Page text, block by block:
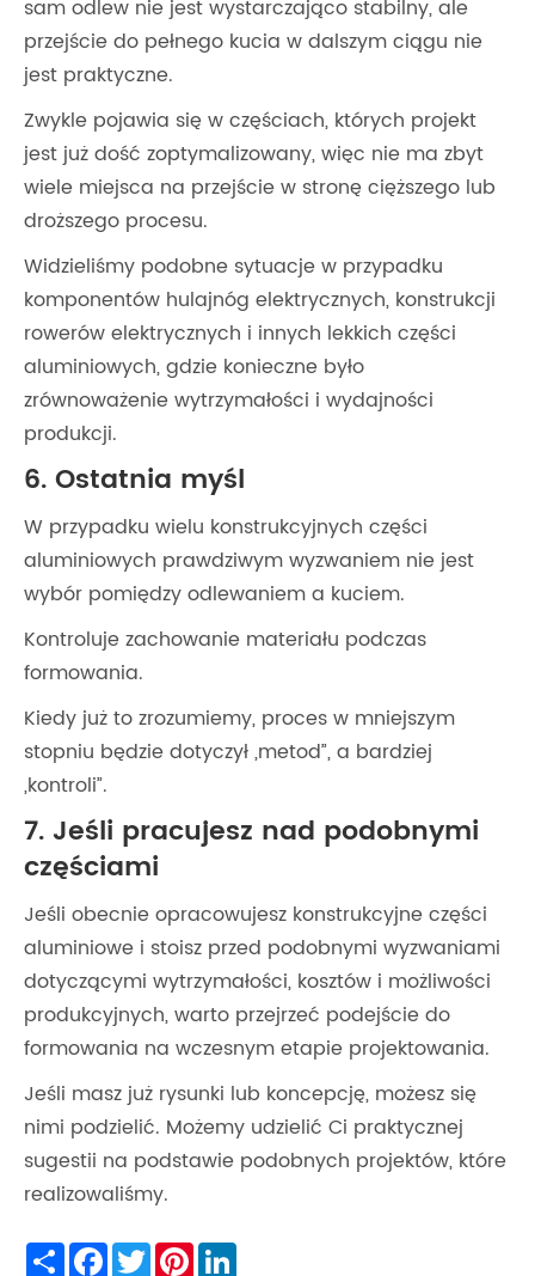
sam odlew nie jest wystarczająco stabilny, ale
przejście do pełnego kucia w dalszym ciągu nie
jest praktyczne.
Zwykle pojawia się w częściach, których projekt
jest już dość zoptymalizowany, więc nie ma zbyt
wiele miejsca na przejście w stronę cięższego lub
droższego procesu.
Widzieliśmy podobne sytuacje w przypadku
komponentów hulajnóg elektrycznych, konstrukcji
rowerów elektrycznych i innych lekkich części
aluminiowych, gdzie konieczne było
zrównoważenie wytrzymałości i wydajności
produkcji.
6. Ostatnia myśl
W przypadku wielu konstrukcyjnych części
aluminiowych prawdziwym wyzwaniem nie jest
wybór pomiędzy odlewaniem a kuciem.
Kontroluje zachowanie materiału podczas
formowania.
Kiedy już to zrozumiemy, proces w mniejszym
stopniu będzie dotyczył „metod”, a bardziej
„kontroli”.
7. Jeśli pracujesz nad podobnymi
częściami
Jeśli obecnie opracowujesz konstrukcyjne części
aluminiowe i stoisz przed podobnymi wyzwaniami
dotyczącymi wytrzymałości, kosztów i możliwości
produkcyjnych, warto przejrzeć podejście do
formowania na wczesnym etapie projektowania.
Jeśli masz już rysunki lub koncepcję, możesz się
nimi podzielić. Możemy udzielić Ci praktycznej
sugestii na podstawie podobnych projektów, które
realizowaliśmy.
ShareFacebookTwitterPinterest